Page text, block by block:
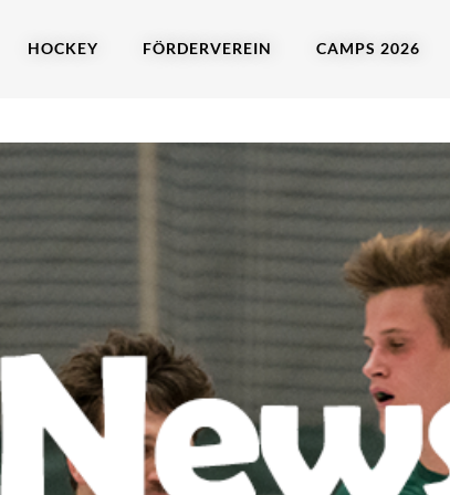
HOCKEY FÖRDERVEREIN CAMPS 2026